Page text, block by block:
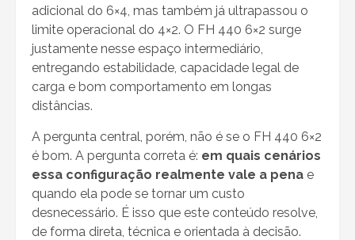
adicional do 6×4, mas também já ultrapassou o
limite operacional do 4×2. O FH 440 6×2 surge
justamente nesse espaço intermediário,
entregando estabilidade, capacidade legal de
carga e bom comportamento em longas
distâncias.
A pergunta central, porém, não é se o FH 440 6×2
é bom. A pergunta correta é: em quais cenários
essa configuração realmente vale a pena e
quando ela pode se tornar um custo
desnecessário. É isso que este conteúdo resolve,
de forma direta, técnica e orientada à decisão.